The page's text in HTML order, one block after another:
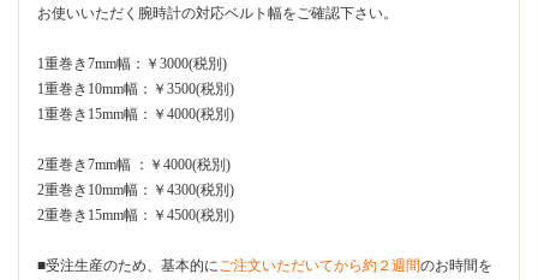
お使いいただく腕時計の対応ベルト幅をご確認下さい。
1重巻き7mm幅：￥3000(税別)
1重巻き10mm幅：￥3500(税別)
1重巻き15mm幅：￥4000(税別)
2重巻き7mm幅 ：￥4000(税別)
2重巻き10mm幅：￥4300(税別)
2重巻き15mm幅：￥4500(税別)
■受注生産のため、基本的にご注文いただいてから約２週間のお時間を